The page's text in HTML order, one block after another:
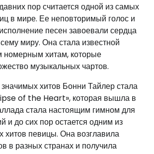
пор считается одной из самых
в мире. Ее неповторимый голос и
песен завоевали сердца
миру. Она стала известной
номерным хитам, которые
музыкальных чартов.
хитов Бонни Тайлер стала
of the Heart», которая вышла в
стала настоящим гимном для
и до сих пор остается одним из
хитов певицы. Она возглавила
в разных странах и получила